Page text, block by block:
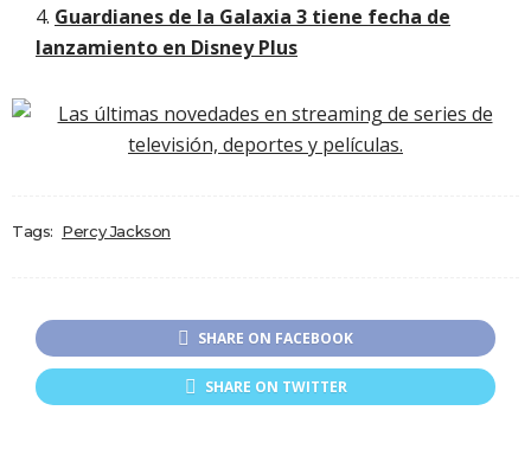
Guardianes de la Galaxia 3 tiene fecha de
lanzamiento en Disney Plus
Tags: Percy Jackson
SHARE ON FACEBOOK
SHARE ON TWITTER